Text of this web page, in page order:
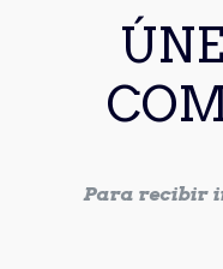
Para recibir